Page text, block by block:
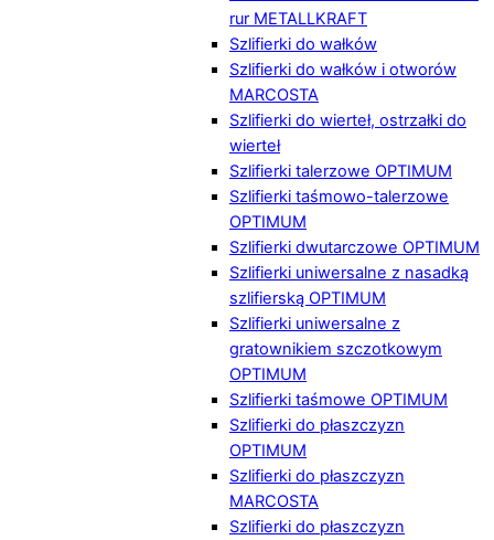
rur METALLKRAFT
Szlifierki do wałków
Szlifierki do wałków i otworów
MARCOSTA
Szlifierki do wierteł, ostrzałki do
wierteł
Szlifierki talerzowe OPTIMUM
Szlifierki taśmowo-talerzowe
OPTIMUM
Szlifierki dwutarczowe OPTIMUM
Szlifierki uniwersalne z nasadką
szlifierską OPTIMUM
Szlifierki uniwersalne z
gratownikiem szczotkowym
OPTIMUM
Szlifierki taśmowe OPTIMUM
Szlifierki do płaszczyzn
OPTIMUM
Szlifierki do płaszczyzn
MARCOSTA
Szlifierki do płaszczyzn